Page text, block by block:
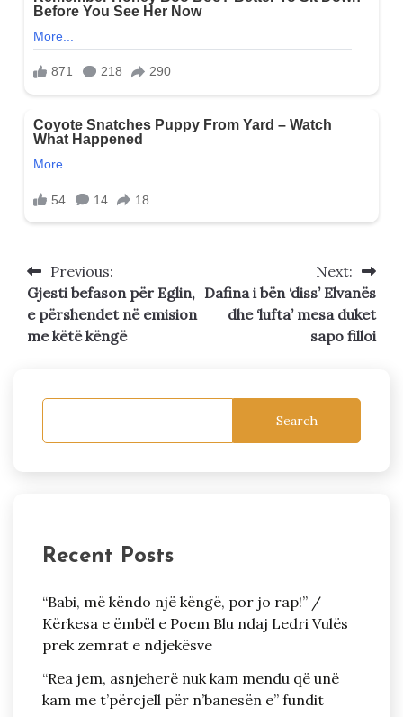
Post
navigation
Previous:
Gjesti befason për Eglin,
e përshendet në emision
me këtë këngë
Next:
Dafina i bën ‘diss’ Elvanës
dhe ‘lufta’ mesa duket
sapo filloi
Search
Recent Posts
“Babi, më këndo një këngë, por jo rap!” /
Kërkesa e ëmbël e Poem Blu ndaj Ledri Vulës
prek zemrat e ndjekësve
“Rea jem, asnjeherë nuk kam mendu që unë
kam me t’përcjell për n’banesën e” fundit